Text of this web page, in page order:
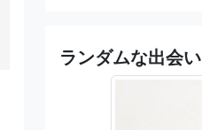
ランダムな出会い